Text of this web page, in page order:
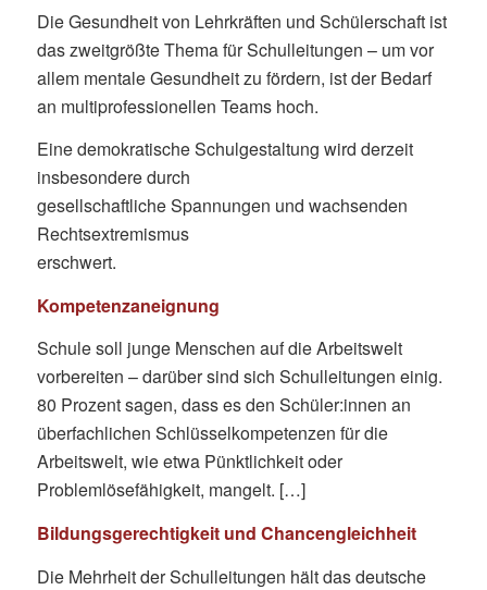
Die Gesundheit von Lehrkräften und Schülerschaft ist
das zweitgrößte Thema für Schulleitungen – um vor
allem mentale Gesundheit zu fördern, ist der Bedarf
an multiprofessionellen Teams hoch.
Eine demokratische Schulgestaltung wird derzeit
insbesondere durch
gesellschaftliche Spannungen und wachsenden
Rechtsextremismus
erschwert.
Kompetenzaneignung
Schule soll junge Menschen auf die Arbeitswelt
vorbereiten – darüber sind sich Schulleitungen einig.
80 Prozent sagen, dass es den Schüler:innen an
überfachlichen Schlüsselkompetenzen für die
Arbeitswelt, wie etwa Pünktlichkeit oder
Problemlösefähigkeit, mangelt. […]
Bildungsgerechtigkeit und Chancengleichheit
Die Mehrheit der Schulleitungen hält das deutsche